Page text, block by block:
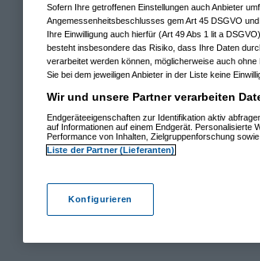
Sofern Ihre getroffenen Einstellungen auch Anbieter
Angemessenheitsbeschlusses gem Art 45 DSGVO
Ihre Einwilligung auch hierfür (Art 49 Abs 1 lit a
besteht insbesondere das Risiko, dass Ihre Daten
verarbeitet werden können, möglicherweise auch
Sie bei dem jeweiligen Anbieter in der Liste keine
Wir und unsere Partner verarbeiten
Endgeräteeigenschaften zur Identifikation aktiv
auf Informationen auf einem Endgerät. Personalisierte
Performance von Inhalten, Zielgruppenforschung
Liste der Partner (Lieferanten)
Konfigurieren